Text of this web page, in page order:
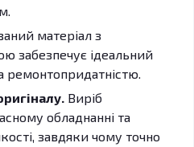
матеріал з
забезпечує ідеальний
ремонтопридатністю.
Виріб
обладнанні та
завдяки чому точно